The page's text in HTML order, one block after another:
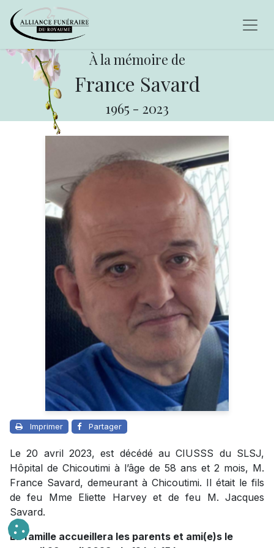
À la mémoire de
France Savard
1965 - 2023
Imprimer Partager
Le 20 avril 2023, est décédé au CIUSSS du SLSJ,
Hôpital de Chicoutimi à l’âge de 58 ans et 2 mois, M.
France Savard, demeurant à Chicoutimi. Il était le fils
de feu Mme Eliette Harvey et de feu M. Jacques
Savard.
La famille accueillera les parents et ami(e)s le